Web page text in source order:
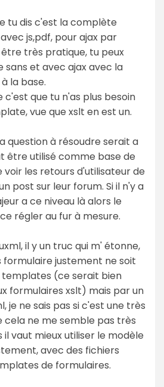
tu dis c'est la complète
js,pdf, pour ajax par
très pratique, tu peux
sans et avec ajax avec la
la base.
c'est que tu n'as plus besoin
vue que xslt en est un.
question à résoudre serait a
être utilisé comme base de
les retours d'utilisateur de
post sur leur forum. Si il n'y a
a ce niveau là alors le
régler au fur à mesure.
il y un truc qui m' étonne,
formulaire justement ne soit
templates (ce serait bien
formulaires xslt) mais par un
je ne sais pas si c'est une très
cela ne me semble pas très
vaut mieux utiliser le modèle
avec des fichiers
de formulaires.